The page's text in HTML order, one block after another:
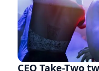
CEO Take-Two